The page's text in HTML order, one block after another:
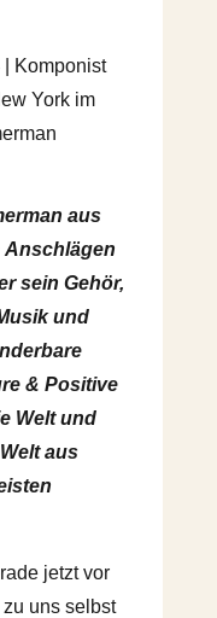
Komponist
York im
aus
Anschlägen
sein Gehör,
und
& Positive
Welt und
aus
jetzt vor
uns selbst